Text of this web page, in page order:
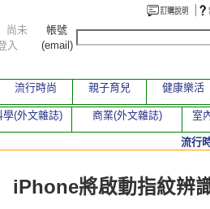
本期文章
iPhone將啟動指紋辨
尚未
入
帳號
(email)
流行時尚 親子育兒 健康樂活
學(外文雜誌) 商業(外文雜誌) 室
流行